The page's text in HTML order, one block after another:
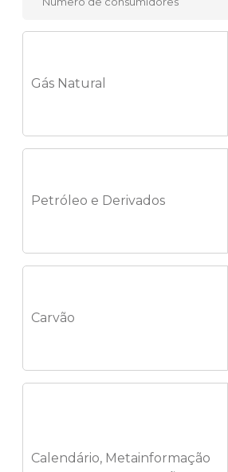
Gás Natural
Petróleo e Derivados
Carvão
Calendário, Metainformação